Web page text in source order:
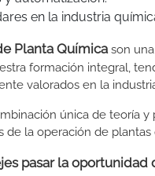
en la industria
Planta Químicason
formación integral,
valorados en la
única de teoría
de la operación de plantas
pasar la